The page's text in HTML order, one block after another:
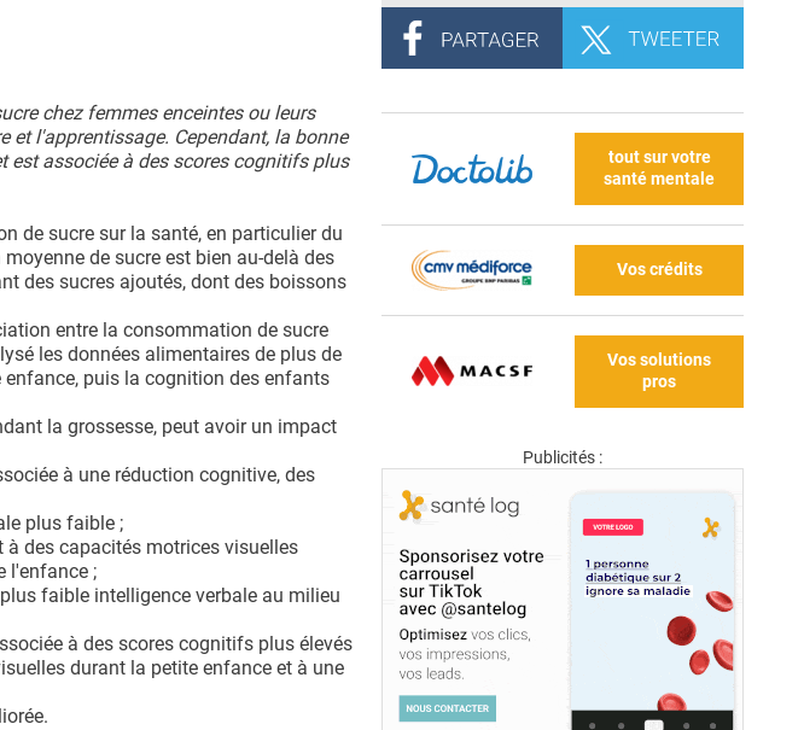
chez femmes enceintes ou leurs
et l'apprentissage. Cependant, la bonne
est associée à des scores cognitifs plus
de sucre sur la santé, en particulier du
de sucre est bien au-delà des
des sucres ajoutés, dont des boissons
entre la consommation de sucre
les données alimentaires de plus de
puis la cognition des enfants
la grossesse, peut avoir un impact
à une réduction cognitive, des
plus faible ;
des capacités motrices visuelles
l'enfance ;
faible intelligence verbale au milieu
à des scores cognitifs plus élevés
durant la petite enfance et à une
tout sur votre
santé mentale
Vos crédits
Vos solutions
pros
Publicités :